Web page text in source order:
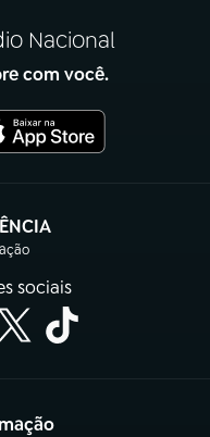
Nacional
com você.
em nova aba)
sociais